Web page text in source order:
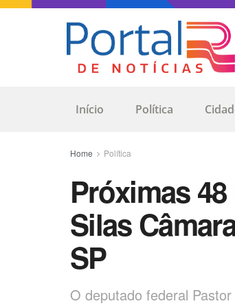
Início Política
Home Política
Próximas
Silas
SP
O deputado federal